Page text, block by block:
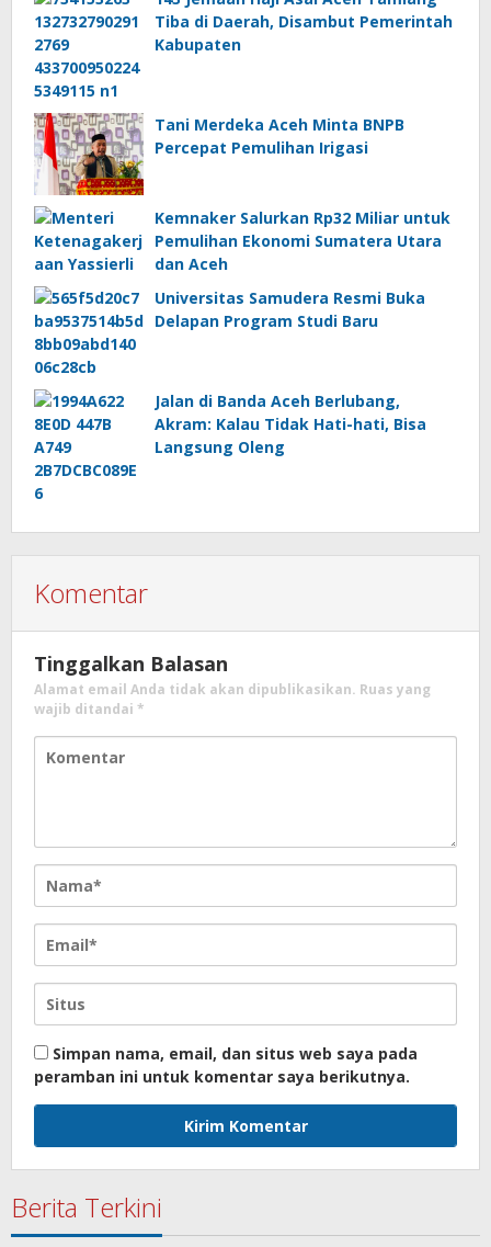
Tiba di Daerah, Disambut Pemerintah
Kabupaten
Tani Merdeka Aceh Minta BNPB
Percepat Pemulihan Irigasi
Kemnaker Salurkan Rp32 Miliar untuk
Pemulihan Ekonomi Sumatera Utara
dan Aceh
Universitas Samudera Resmi Buka
Delapan Program Studi Baru
Jalan di Banda Aceh Berlubang,
Akram: Kalau Tidak Hati-hati, Bisa
Langsung Oleng
Komentar
Tinggalkan Balasan
Alamat email Anda tidak akan dipublikasikan. Ruas yang
wajib ditandai *
Simpan nama, email, dan situs web saya pada
peramban ini untuk komentar saya berikutnya.
Berita Terkini